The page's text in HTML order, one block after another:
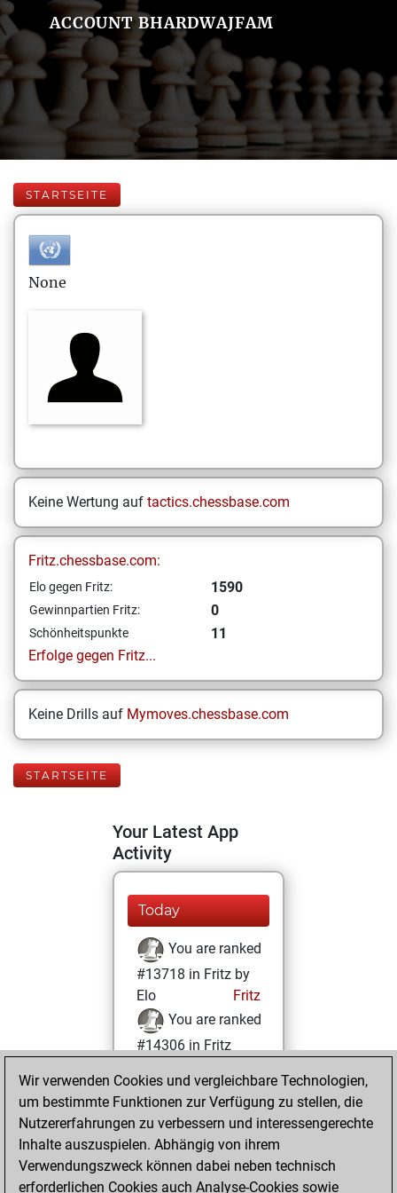
ACCOUNT BHARDWAJFAM
STARTSEITE
None
Keine Wertung auf tactics.chessbase.com
Fritz.chessbase.com:
Elo gegen Fritz: 1590
Gewinnpartien Fritz: 0
Schönheitspunkte
11
Erfolge gegen Fritz...
Keine Drills auf Mymoves.chessbase.com
STARTSEITE
Your Latest App
Activity
Today
You are ranked
#13718 in Fritz by
Elo
Fritz
You are ranked
#14306 in Fritz
Dienstag, April 1,
2025
You achieved a
BeautyScore of 11
Wir verwenden Cookies und vergleichbare Technologien,
um bestimmte Funktionen zur Verfügung zu stellen, die
Nutzererfahrungen zu verbessern und interessengerechte
Inhalte auszuspielen. Abhängig von ihrem
Verwendungszweck können dabei neben technisch
erforderlichen Cookies auch Analyse-Cookies sowie